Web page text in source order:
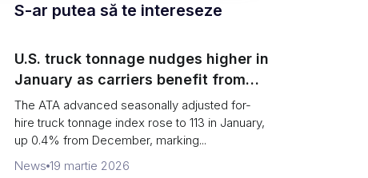
S-ar putea să te intereseze
U.S. truck tonnage nudges higher in
January as carriers benefit from
tighter capacity
The ATA advanced seasonally adjusted for-
hire truck tonnage index rose to 113 in January,
up 0.4% from December, marking...
News 19 martie 2026